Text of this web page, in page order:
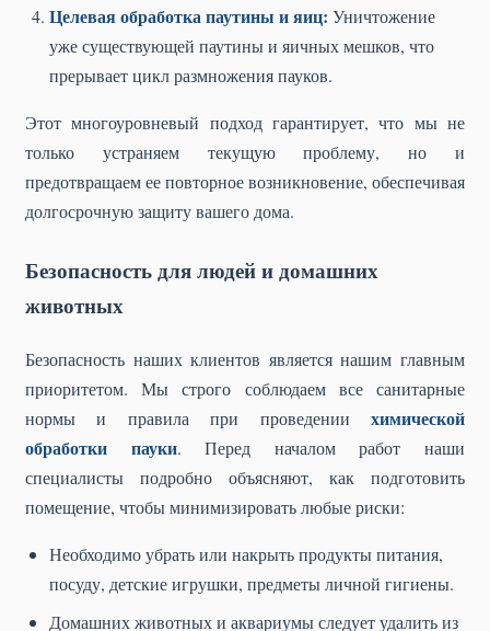
Целевая обработка паутины и яиц: Уничтожение
уже существующей паутины и яичных мешков, что
прерывает цикл размножения пауков.
Этот многоуровневый подход гарантирует, что мы не
только устраняем текущую проблему, но и
предотвращаем ее повторное возникновение, обеспечивая
долгосрочную защиту вашего дома.
Безопасность для людей и домашних
животных
Безопасность наших клиентов является нашим главным
приоритетом. Мы строго соблюдаем все санитарные
нормы и правила при проведении химической
обработки пауки. Перед началом работ наши
специалисты подробно объясняют, как подготовить
помещение, чтобы минимизировать любые риски:
Необходимо убрать или накрыть продукты питания,
посуду, детские игрушки, предметы личной гигиены.
Домашних животных и аквариумы следует удалить из